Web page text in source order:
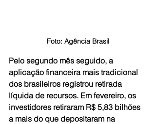
Foto: Agência Brasil
Pelo segundo mês seguido, a
aplicação financeira mais tradicional
dos brasileiros registrou retirada
líquida de recursos. Em fevereiro, os
investidores retiraram R$ 5,83 bilhões
a mais do que depositaram na